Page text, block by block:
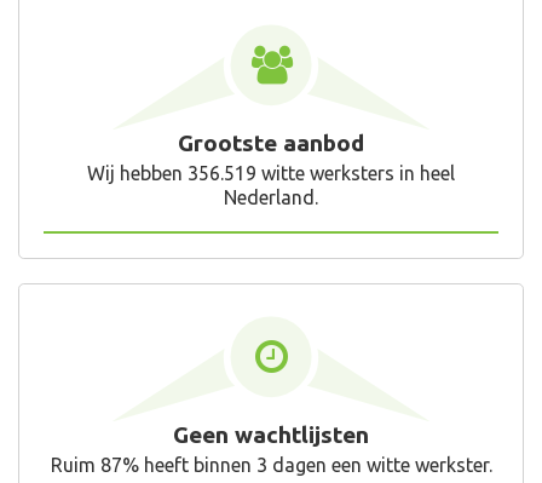
Grootste aanbod
Wij hebben 356.519 witte werksters in heel
Nederland.
Geen wachtlijsten
Ruim 87% heeft binnen 3 dagen een witte werkster.